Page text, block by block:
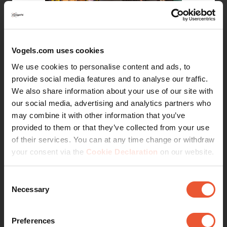
Vogels.com uses cookies
We use cookies to personalise content and ads, to
provide social media features and to analyse our traffic.
We also share information about your use of our site with
our social media, advertising and analytics partners who
may combine it with other information that you’ve
provided to them or that they’ve collected from your use
of their services. You can at any time change or withdraw
your consent via the Cookie Declaration on our website.
Selection
Necessary
Preferences
Um eine reibungslose und effiziente Installation zu
gewährleisten, können unsere Experten vor Ort
anwesend sein und während des gesamten
Prozesses praktische Hilfestellung leisten. Dieser
Service hilft, die Installationszeit zu verkürzen, und
bietet gleichzeitig wertvolle Empfehlungen und
praktische Lösungen für die Montage Ihres
Videowandsystems. Setzen Sie sich mit uns in
Verkürzung der Installationszeit